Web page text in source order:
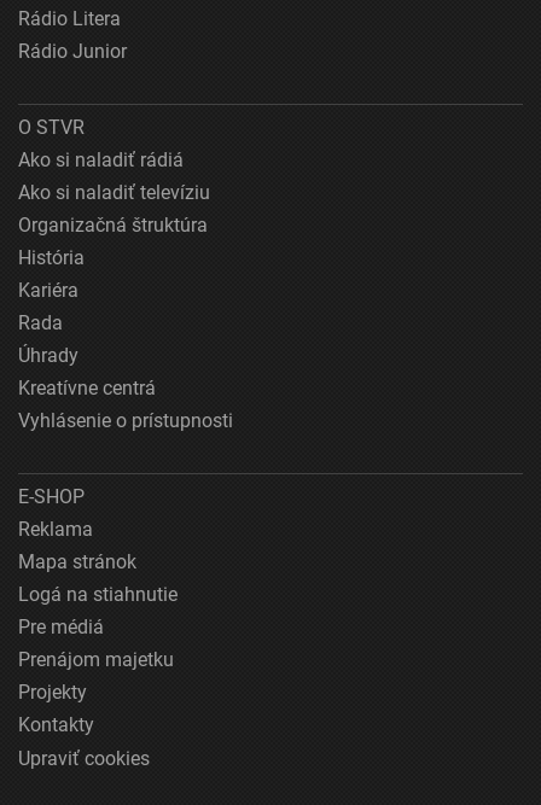
Rádio Litera
Rádio Junior
O STVR
Ako si naladiť rádiá
Ako si naladiť televíziu
Organizačná štruktúra
História
Kariéra
Rada
Úhrady
Kreatívne centrá
Vyhlásenie o prístupnosti
E-SHOP
Reklama
Mapa stránok
Logá na stiahnutie
Pre médiá
Prenájom majetku
Projekty
Kontakty
Upraviť cookies